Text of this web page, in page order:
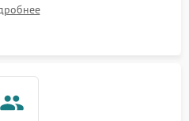
системы защиты